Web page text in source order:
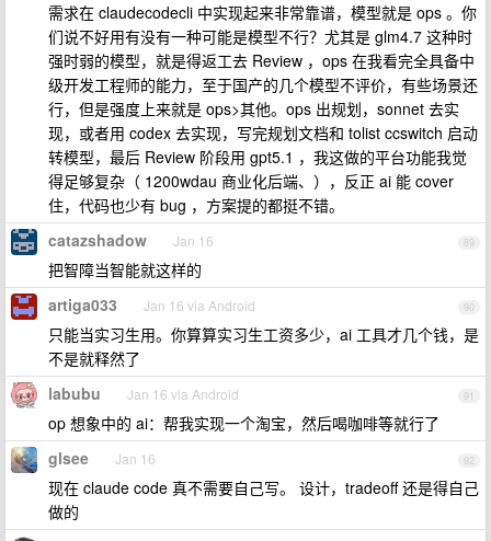
需求在 claudecodecli 中实现起来非常靠谱，模型就是 ops 。你
们说不好用有没有一种可能是模型不行？尤其是 glm4.7 这种时
强时弱的模型，就是得返工去 Review ，ops 在我看完全具备中
级开发工程师的能力，至于国产的几个模型不评价，有些场景还
行，但是强度上来就是 ops>其他。ops 出规划，sonnet 去实
现，或者用 codex 去实现，写完规划文档和 tolist ccswitch 启动
转模型，最后 Review 阶段用 gpt5.1 ，我这做的平台功能我觉
得足够复杂（ 1200wdau 商业化后端、），反正 ai 能 cover
住，代码也少有 bug ，方案提的都挺不错。
89
catazshadow Jan 16
把智障当智能就这样的
90
artiga033 Jan 16 via Android
只能当实习生用。你算算实习生工资多少，ai 工具才几个钱，是
不是就释然了
91
labubu Jan 16 via Android
op 想象中的 ai：帮我实现一个淘宝，然后喝咖啡等就行了
92
glsee Jan 16
现在 claude code 真不需要自己写。 设计，tradeoff 还是得自己
做的